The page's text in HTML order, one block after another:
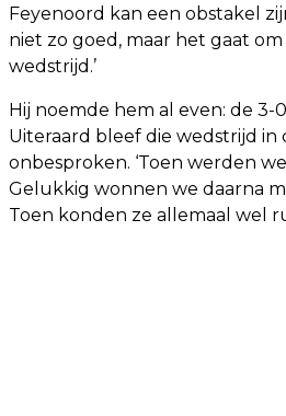
Feyenoord kan een obstakel
niet zo goed, maar het gaat
wedstrijd.’
Hij noemde hem al even: de 3-
Uiteraard bleef die wedstrijd in
onbesproken. ‘Toen werden
Gelukkig wonnen we daarna
Toen konden ze allemaal wel